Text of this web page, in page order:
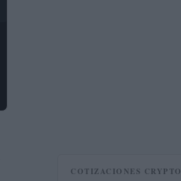
COTIZACIONES CRYPTO